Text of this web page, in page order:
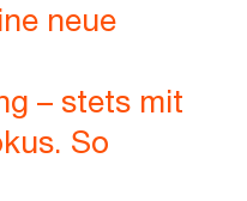
neue
– stets mit
So